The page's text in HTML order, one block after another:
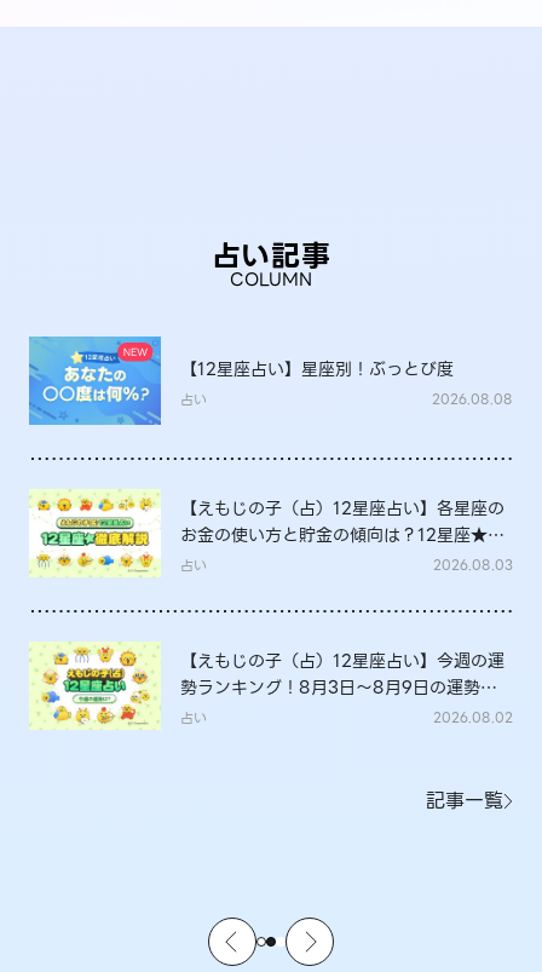
占い記事
COLUMN
【12星座占い】星座別！ぶっとび度
占い 2026.08.08
【えもじの子（占）12星座占い】各星座の
お金の使い方と貯金の傾向は？12星座★徹
底解説
占い 2026.08.03
【えもじの子（占）12星座占い】今週の運
勢ランキング！8月3日～8月9日の運勢
は？
占い 2026.08.02
記事一覧